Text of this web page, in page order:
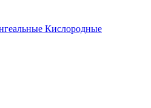
Кислородные